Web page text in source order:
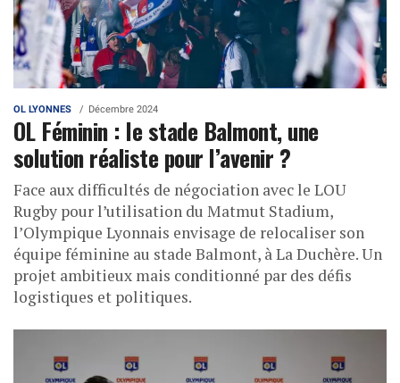
OL LYONNES Décembre 2024
OL Féminin : le stade Balmont, une
solution réaliste pour l’avenir ?
Face aux difficultés de négociation avec le LOU
Rugby pour l’utilisation du Matmut Stadium,
l’Olympique Lyonnais envisage de relocaliser son
équipe féminine au stade Balmont, à La Duchère. Un
projet ambitieux mais conditionné par des défis
logistiques et politiques.